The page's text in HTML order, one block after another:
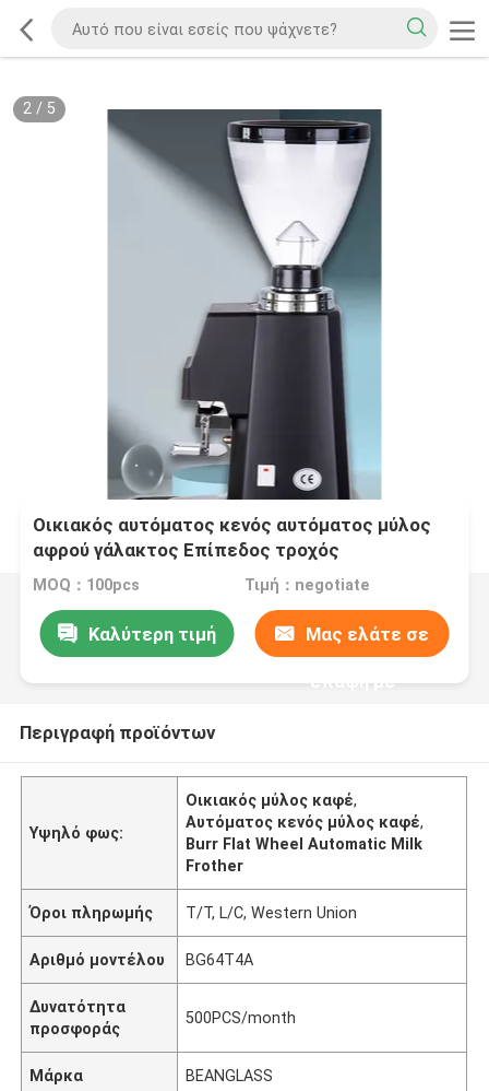
2/ 5
Οικιακός αυτόματος κενός αυτόματος μύλος
αφρού γάλακτος Επίπεδος τροχός
MOQ：100pcs Τιμή：negotiate
Καλύτερη τιμή Μας ελάτε σε
επαφή με
Περιγραφή προϊόντων
Υψηλό φως:
Οικιακός μύλος καφέ,
Αυτόματος κενός μύλος καφέ,
Burr Flat Wheel Automatic Milk
Frother
Όροι πληρωμής T/T, L/C, Western Union
Αριθμό μοντέλου BG64T4A
Δυνατότητα
προσφοράς
500PCS/month
Μάρκα BEANGLASS